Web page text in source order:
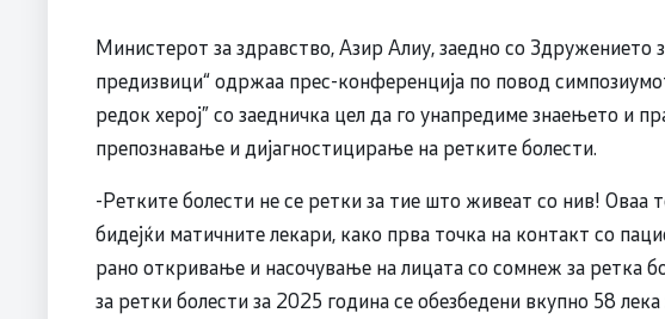
Министерот за здравство, Азир Алиу, заедно со Здружението
предизвици“ одржаа прес-конференција по повод
редок херој” со заедничка цел да го унапредиме знаењето и
препознавање и дијагностицирање на ретките болести.
-Ретките болести не се ретки за тие што живеат со нив! Оваа
бидејќи матичните лекари, како прва точка на контакт со
рано откривање и насочување на лицата со сомнеж за ретка
за ретки болести за 2025 година се обезбедени вкупно 58